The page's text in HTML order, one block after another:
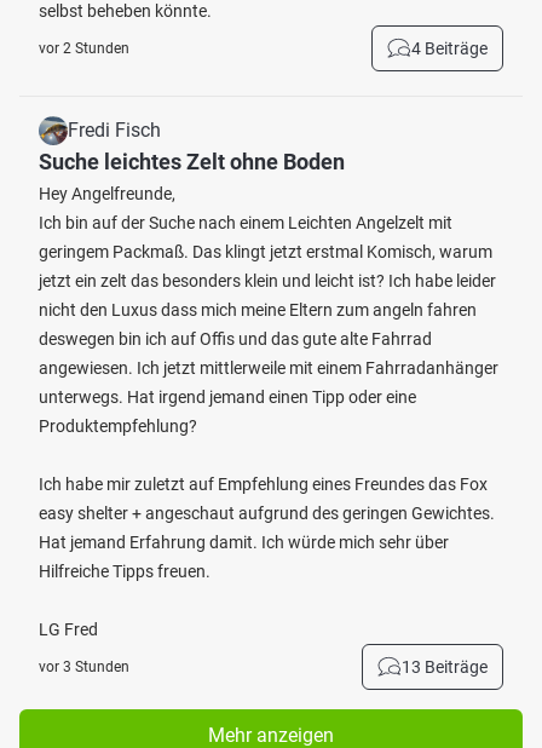
selbst beheben könnte.
vor 2 Stunden 4 Beiträge
Fredi Fisch
Suche leichtes Zelt ohne Boden
Hey Angelfreunde,
Ich bin auf der Suche nach einem Leichten Angelzelt mit
geringem Packmaß. Das klingt jetzt erstmal Komisch, warum
jetzt ein zelt das besonders klein und leicht ist? Ich habe leider
nicht den Luxus dass mich meine Eltern zum angeln fahren
deswegen bin ich auf Offis und das gute alte Fahrrad
angewiesen. Ich jetzt mittlerweile mit einem Fahrradanhänger
unterwegs. Hat irgend jemand einen Tipp oder eine
Produktempfehlung?
Ich habe mir zuletzt auf Empfehlung eines Freundes das Fox
easy shelter + angeschaut aufgrund des geringen Gewichtes.
Hat jemand Erfahrung damit. Ich würde mich sehr über
Hilfreiche Tipps freuen.
LG Fred
vor 3 Stunden 13 Beiträge
Mehr anzeigen